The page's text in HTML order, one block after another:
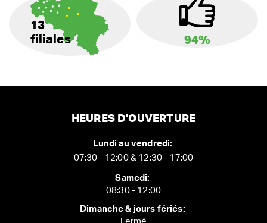
13
filiales
94%
HEURES D'OUVERTURE
Lundi au vendredi:
07:30 - 12:00 & 12:30 - 17:00
Samedi:
08:30 - 12:00
Dimanche & jours fériés: